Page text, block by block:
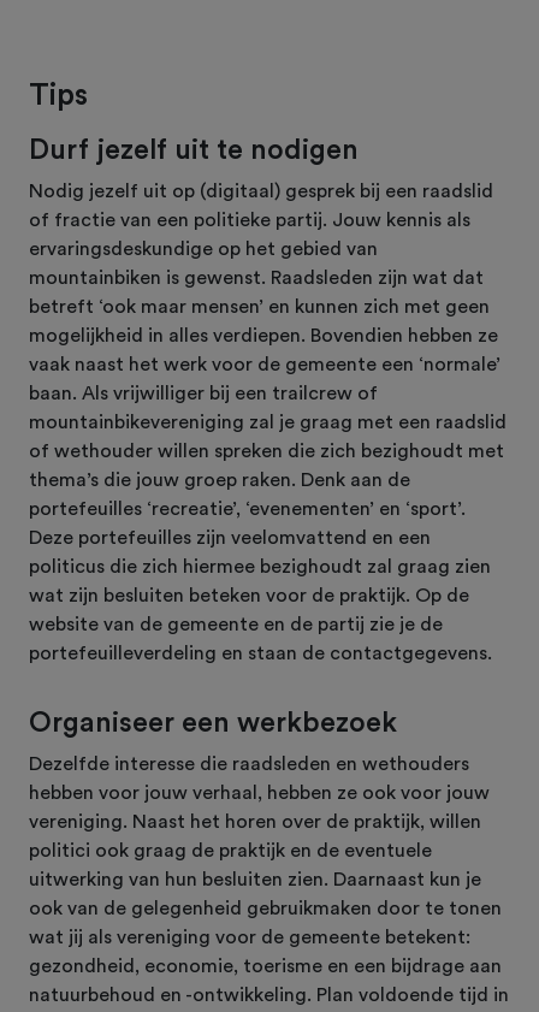
Tips
Durf jezelf uit te nodigen
Nodig jezelf uit op (digitaal) gesprek bij een raadslid
of fractie van een politieke partij. Jouw kennis als
ervaringsdeskundige op het gebied van
mountainbiken is gewenst. Raadsleden zijn wat dat
betreft ‘ook maar mensen’ en kunnen zich met geen
mogelijkheid in alles verdiepen. Bovendien hebben ze
vaak naast het werk voor de gemeente een ‘normale’
baan. Als vrijwilliger bij een trailcrew of
mountainbikevereniging zal je graag met een raadslid
of wethouder willen spreken die zich bezighoudt met
thema’s die jouw groep raken. Denk aan de
portefeuilles ‘recreatie’, ‘evenementen’ en ‘sport’.
Deze portefeuilles zijn veelomvattend en een
politicus die zich hiermee bezighoudt zal graag zien
wat zijn besluiten beteken voor de praktijk. Op de
website van de gemeente en de partij zie je de
portefeuilleverdeling en staan de contactgegevens.
Organiseer een werkbezoek
Dezelfde interesse die raadsleden en wethouders
hebben voor jouw verhaal, hebben ze ook voor jouw
vereniging. Naast het horen over de praktijk, willen
politici ook graag de praktijk en de eventuele
uitwerking van hun besluiten zien. Daarnaast kun je
ook van de gelegenheid gebruikmaken door te tonen
wat jij als vereniging voor de gemeente betekent:
gezondheid, economie, toerisme en een bijdrage aan
natuurbehoud en -ontwikkeling. Plan voldoende tijd in